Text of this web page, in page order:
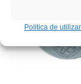
Politica de